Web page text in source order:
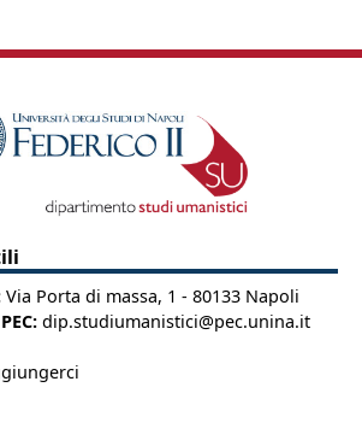
Via Porta di massa, 1 - 80133 Napoli
dip.studiumanistici@pec.unina.it